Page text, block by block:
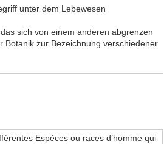
unter dem Lebewesen
sich von einem anderen abgrenzen
zur Bezeichnung verschiedener
Espèces ou races d’homme qui